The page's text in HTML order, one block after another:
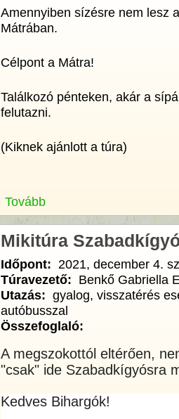
Amennyiben sízésre nem lesz
Mátrában.
Célpont a Mátra!
Találkozó pénteken, akár a
felutazni.
(Kiknek ajánlott a túra)
Tovább
Mikitúra
Időpont: 2021, december 4.
Túravezető: Benkő Gabriella
Utazás: gyalog, visszatérés
autóbusszal
Összefoglaló:
A megszokottól eltérően,
"csak" ide Szabadkígyósra
Kedves Bihargók!